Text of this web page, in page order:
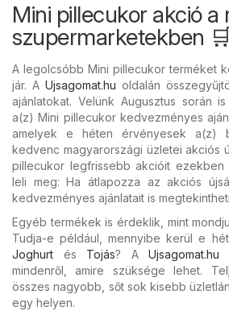
Mini pillecukor akció a
szupermarketekben
A legolcsóbb Mini pillecukor terméket
jár. A Ujsagomat.hu oldalán
ajánlatokat. Velünk Augusztus során
a(z) Mini pillecukor kedvezményes
amelyek e héten érvényesek a(z)
kedvenc magyarországi üzletei akciós
pillecukor legfrissebb akcióit ezekben
leli meg: Ha átlapozza az akciós
kedvezményes ajánlatait is
Egyéb termékek is érdeklik, mint
Tudja-e például, mennyibe kerül e
Joghurt és Tojás? A Ujsagomat.hu
mindenről, amire szüksége lehet.
összes nagyobb, sőt sok kisebb
egy helyen.